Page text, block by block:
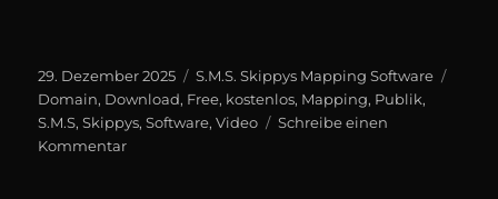
Veröffentlicht
am
29. Dezember 2025 Kategorien
S.M.S. Skippys Mapping Software
Domain, Download, Free, kostenlos, Mapping, Publik,
S.M.S,Skippys,Software,Video
Schreibe einen
Kommentarzu